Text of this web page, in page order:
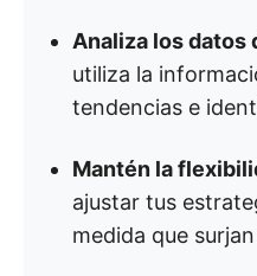
Analiza los datos
utiliza la
tendencias e
Mantén la
ajustar tus
medida que